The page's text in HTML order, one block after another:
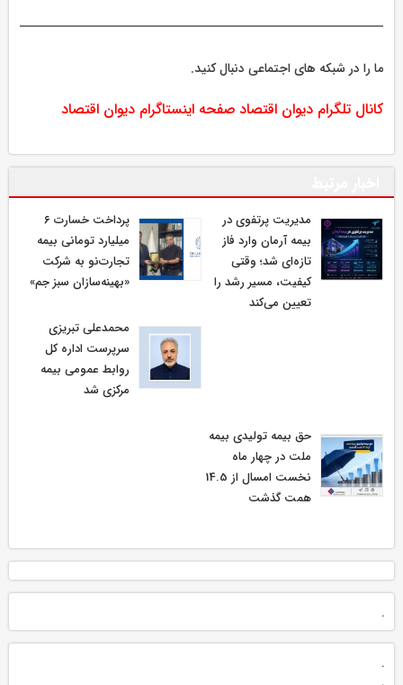
ما را در شبکه های اجتماعی دنبال کنید.
کانال تلگرام دیوان اقتصاد صفحه اینستاگرام دیوان اقتصاد
مدیریت پرتفوی در
بیمه آرمان وارد فاز
تازه‌ای شد؛ وقتی
کیفیت، مسیر رشد را
تعیین می‌کند
پرداخت خسارت ۶
میلیارد تومانی بیمه
تجارت‌نو به شرکت
«بهینه‌سازان سبز جم»
محمدعلی تبریزی
سرپرست اداره كل
روابط عمومی بیمه
مركزی شد
حق بیمه تولیدی بیمه
ملت در چهار ماه
نخست امسال از 14.5
همت گذشت
.
.
.